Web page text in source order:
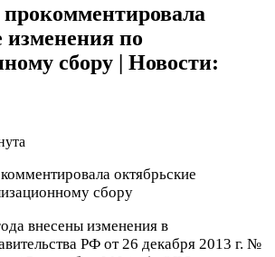
изменения по
сбору | Новости:
внесены изменения в
РФ от 26 декабря 2013 г. №